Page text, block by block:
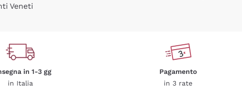
Veneti
in 1-3 gg
in Italia
Pagamento
in 3 rate